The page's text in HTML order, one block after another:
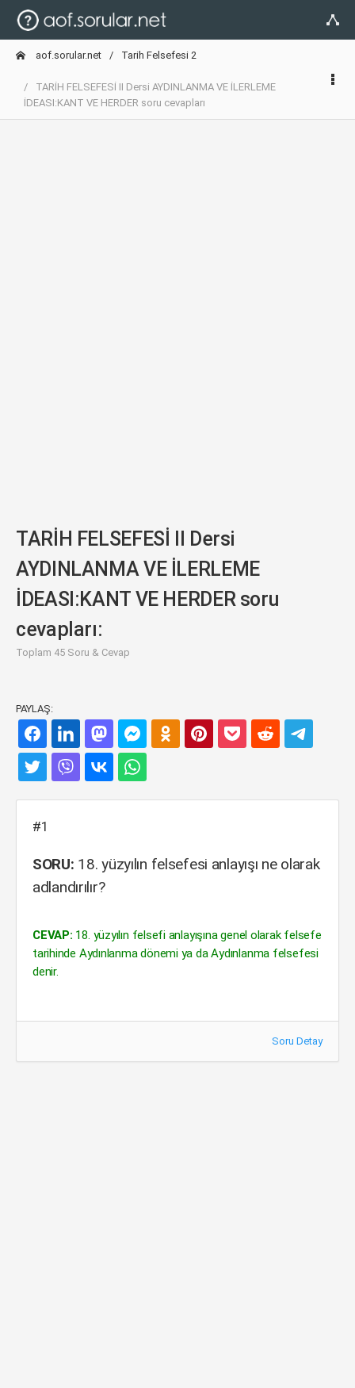
aof.sorular.net Tarih Felsefesi 2
TARİH FELSEFESİ II Dersi AYDINLANMA VE İLERLEME
İDEASI:KANT VE HERDER soru cevapları
TARİH FELSEFESİ II Dersi
AYDINLANMA VE İLERLEME
İDEASI:KANT VE HERDER soru
cevapları:
Toplam 45 Soru & Cevap
PAYLAŞ:
#1
SORU: 18. yüzyılın felsefesi anlayışı ne olarak
adlandırılır?
CEVAP: 18. yüzyılın felsefi anlayışına genel olarak felsefe
tarihinde Aydınlanma dönemi ya da Aydınlanma felsefesi
denir.
Soru Detay